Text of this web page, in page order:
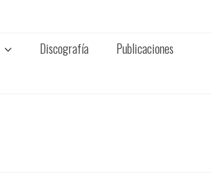
Discografía Publicaciones